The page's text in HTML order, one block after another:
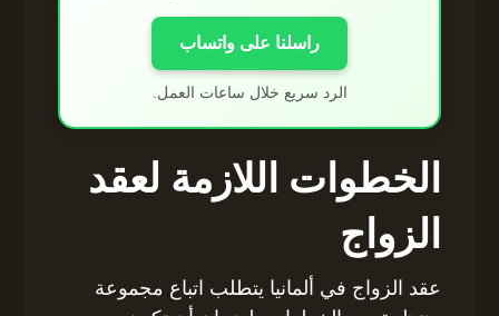
راسلنا على واتساب
الرد سريع خلال ساعات العمل.
الخطوات اللازمة لعقد
الزواج
عقد الزواج في ألمانيا يتطلب اتباع مجموعة